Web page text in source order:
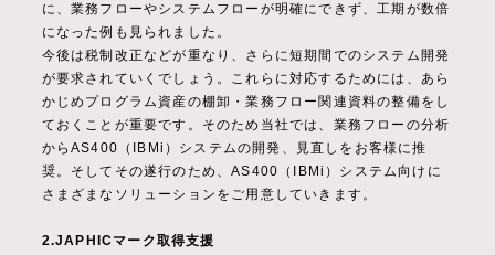
に、業務フローやシステムフローが明確にできず、工期が数倍
になった例も見られました。
今後は税制改正などが重なり、さらに短期間でのシステム開発
が要求されていくでしょう。これらに対応するためには、あら
かじめプログラム資産の棚卸・業務フロー関連資料の整備をし
ておくことが重要です。そのため当社では、業務フローの分析
からAS400（IBMi）システムの開発、見直しをお客様に推
奨。そしてその遂行のため、AS400（IBMi）システム向けに
さまざまなソリューションをご用意していきます。
2.JAPHICマーク取得支援